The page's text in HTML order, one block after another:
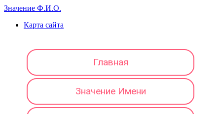
Значение Ф.И.О.
Карта сайта
Главная
Значение Имени